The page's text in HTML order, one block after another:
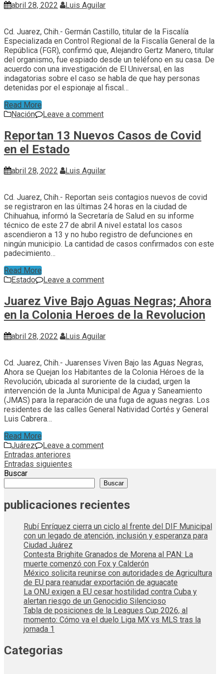
abril 28, 2022 Luis Aguilar
Cd. Juarez, Chih.- Germán Castillo, titular de la Fiscalía
Especializada en Control Regional de la Fiscalía General de la
República (FGR), confirmó que, Alejandro Gertz Manero, titular
del organismo, fue espiado desde un teléfono en su casa. De
acuerdo con una investigación de El Universal, en las
indagatorias sobre el caso se habla de que hay personas
detenidas por el espionaje al fiscal…
Read More
Nación
Leave a comment
Reportan 13 Nuevos Casos de Covid
en el Estado
abril 28, 2022 Luis Aguilar
Cd. Juarez, Chih.- Reportan seis contagios nuevos de covid
se registraron en las últimas 24 horas en la ciudad de
Chihuahua, informó la Secretaría de Salud en su informe
técnico de este 27 de abril A nivel estatal los casos
ascendieron a 13 y no hubo registro de defunciones en
ningún municipio. La cantidad de casos confirmados con este
padecimiento…
Read More
Estado
Leave a comment
Juarez Vive Bajo Aguas Negras; Ahora
en la Colonia Heroes de la Revolucion
abril 28, 2022 Luis Aguilar
Cd. Juarez, Chih.- Juarenses Viven Bajo las Aguas Negras,
Ahora se Quejan los Habitantes de la Colonia Héroes de la
Revolución, ubicada al suroriente de la ciudad, urgen la
intervención de la Junta Municipal de Agua y Saneamiento
(JMAS) para la reparación de una fuga de aguas negras. Los
residentes de las calles General Natividad Cortés y General
Luis Cabrera…
Read More
Juárez
Leave a comment
Navegación
de
Entradas anteriores
Entradas siguientes
Buscar
Buscar
publicaciones recientes
Rubí Enríquez cierra un ciclo al frente del DIF Municipal
con un legado de atención, inclusión y esperanza para
Ciudad Juárez
Contesta Brighite Granados de Morena al PAN: La
muerte comenzó con Fox y Calderón
México solicita reunirse con autoridades de Agricultura
de EU para reanudar exportación de aguacate
La ONU exigen a EU cesar hostilidad contra Cuba y
alertan riesgo de un Genocidio Silencioso
Tabla de posiciones de la Leagues Cup 2026, al
momento: Cómo va el duelo Liga MX vs MLS tras la
jornada 1
Categorias